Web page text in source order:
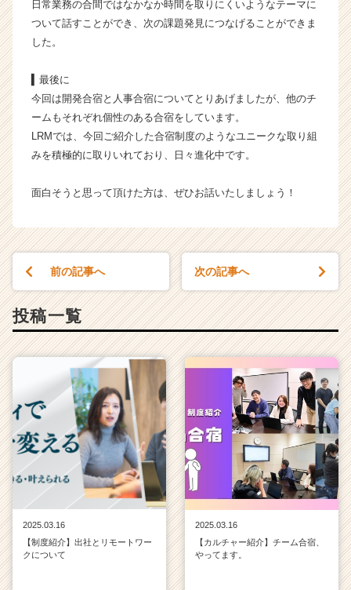
日常業務の合間ではなかなか時間を取りにくいようなテーマに
ついて話すことができ、次の課題発見につなげることができま
した。
▍最後に
今回は開発合宿と人事合宿についてとりあげましたが、他のチ
ームもそれぞれ個性のある合宿をしています。
LRMでは、今回ご紹介した合宿制度のようなユニークな取り組
みを積極的に取りいれており、日々進化中です。
面白そうと思って頂けた方は、ぜひお話いたしましょう！
前の記事へ 次の記事へ
投稿一覧
2025.03.16
【制度紹介】出社とリモートワー
クについて
2025.03.16
【カルチャー紹介】チーム合宿、
やってます。